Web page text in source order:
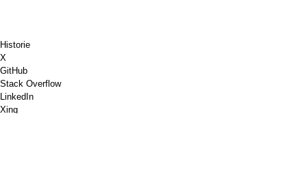
Historie
X
GitHub
Stack Overflow
LinkedIn
Xing